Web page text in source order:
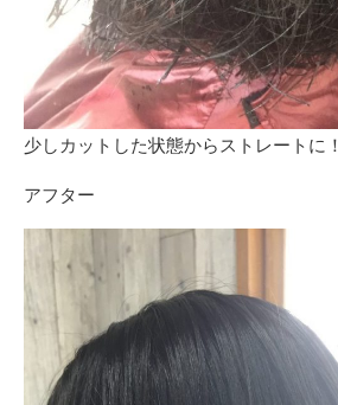
少しカットした状態からストレートに！
アフター